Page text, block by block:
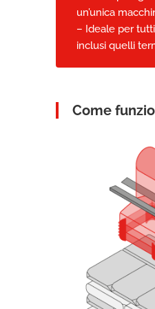
un’unica
– Ideale per
inclusi quelli
Come